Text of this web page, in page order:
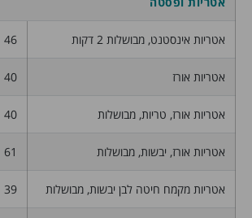
אטריות אינסטנט, מבושלות 2 דקות 46
אטריות אורז 40
אטריות אורז, טריות, מבושלות 40
אטריות אורז, יבשות, מבושלות 61
אטריות מקמח חיטה לבן יבשות, מבושלות 39